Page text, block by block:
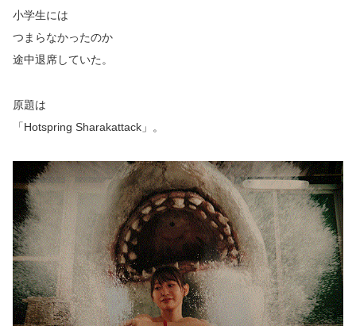
小学生には
つまらなかったのか
途中退席していた。
原題は
「Hotspring Sharakattack」。